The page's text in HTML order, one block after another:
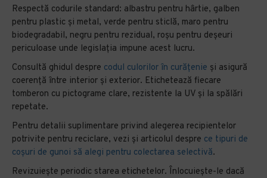
Respectă codurile standard: albastru pentru hârtie, galben
pentru plastic și metal, verde pentru sticlă, maro pentru
biodegradabil, negru pentru rezidual, roșu pentru deșeuri
periculoase unde legislația impune acest lucru.
Consultă ghidul despre codul culorilor în curățenie și asigură
coerență între interior și exterior. Etichetează fiecare
tomberon cu pictograme clare, rezistente la UV și la spălări
repetate.
Pentru detalii suplimentare privind alegerea recipientelor
potrivite pentru reciclare, vezi și articolul despre ce tipuri de
coșuri de gunoi să alegi pentru colectarea selectivă.
Revizuiește periodic starea etichetelor. Înlocuiește-le dacă